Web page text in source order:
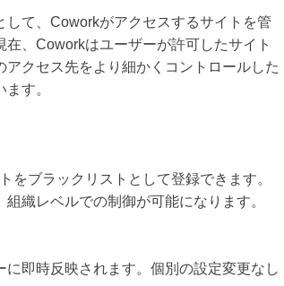
て、Coworkがアクセスするサイトを管
、Coworkはユーザーが許可したサイト
クセス先をより細かくコントロールした
す。
をブラックリストとして登録できます。
織レベルでの制御が可能になります。
即時反映されます。個別の設定変更なし